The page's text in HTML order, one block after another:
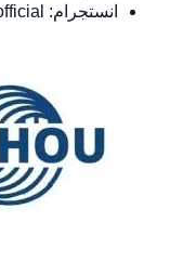
انستجرام: www.instagram.com/wingcopter_official